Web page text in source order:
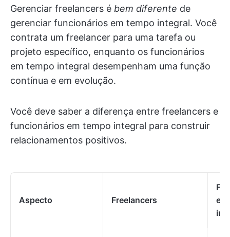
Gerenciar freelancers é bem diferente de
gerenciar funcionários em tempo integral. Você
contrata um freelancer para uma tarefa ou
projeto específico, enquanto os funcionários
em tempo integral desempenham uma função
contínua e em evolução.
Você deve saber a diferença entre freelancers e
funcionários em tempo integral para construir
relacionamentos positivos.
Aspecto Freelancers